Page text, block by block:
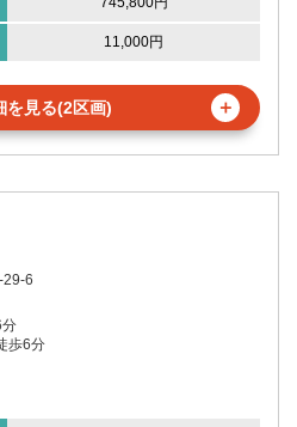
11,000円
を見る(2区画) ＋
29-6
歩6分